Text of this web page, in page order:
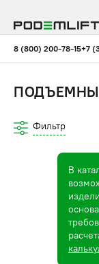
8 (800) 200-78-15+7
Фильтр
В